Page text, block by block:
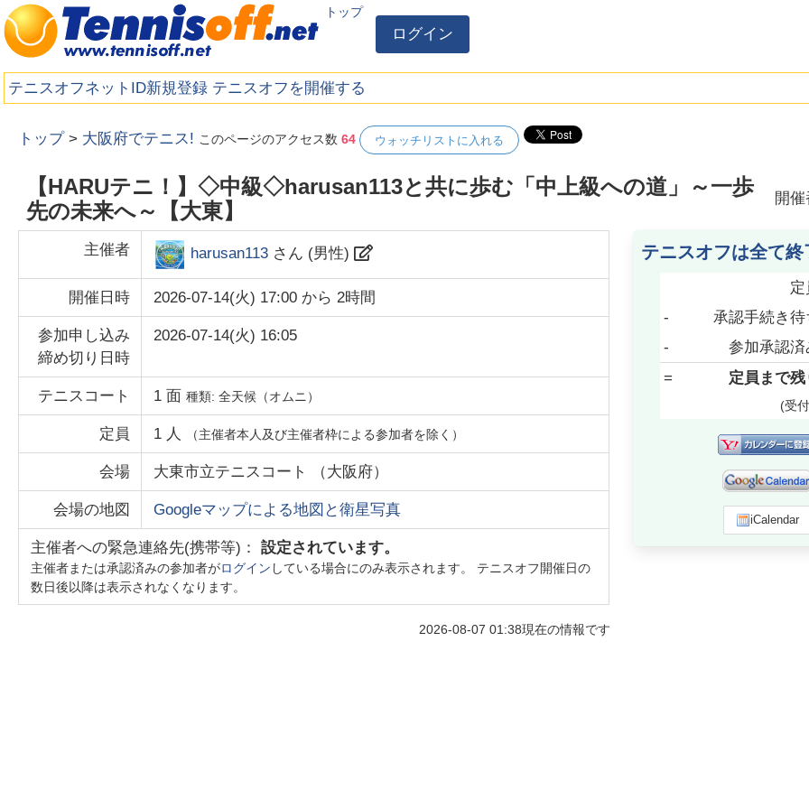
トップ
ログイン
テニスオフネットID新規登録 テニスオフを開催する
トップ > 大阪府でテニス! このページのアクセス数64 ウォッチリストに入れる
【HARUテニ！】◇中級◇harusan113と共に歩む「中上級への道」～一歩
先の未来へ～【大東】
開
主催者 harusan113 さん (男性)
開催日時 2026-07-14(火) 17:00 から2時間
参加申し込み
締め切り日時
2026-07-14(火) 16:05
テニスコート 1 面種類:全天候（オムニ）
定員 1 人 （主催者本人及び主催者枠による参加者を除く）
会場 大東市立テニスコート （大阪府）
会場の地図 Googleマップによる地図と衛星写真
主催者への緊急連絡先(携帯等)：設定されています。
主催者または承認済みの参加者がログイン している場合にのみ表示されます。 テニスオフ開催日の
数日後以降は表示されなくなります。
2026-08-07 01:38現在の情報です
テニスオフは全て終
定
-
承認手続き待
-
参加承認済
=
定員まで残
(受
iCalendar